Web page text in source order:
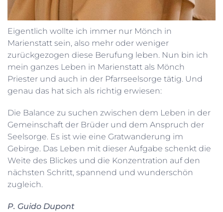
Eigentlich wollte ich immer nur Mönch in
Marienstatt sein, also mehr oder weniger
zurückgezogen diese Berufung leben. Nun bin ich
mein ganzes Leben in Marienstatt als Mönch
Priester und auch in der Pfarrseelsorge tätig. Und
genau das hat sich als richtig erwiesen:
Die Balance zu suchen zwischen dem Leben in der
Gemeinschaft der Brüder und dem Anspruch der
Seelsorge. Es ist wie eine Gratwanderung im
Gebirge. Das Leben mit dieser Aufgabe schenkt die
Weite des Blickes und die Konzentration auf den
nächsten Schritt, spannend und wunderschön
zugleich.
P. Guido Dupont